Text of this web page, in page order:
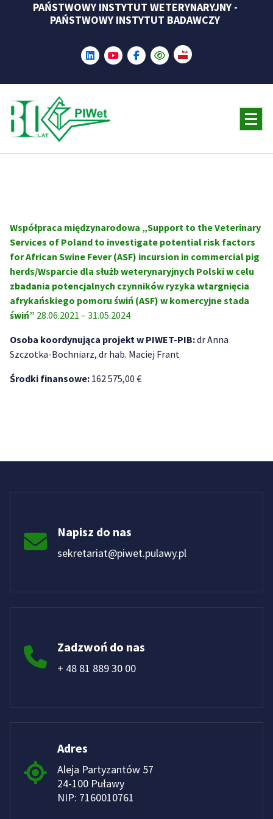
PAŃSTWOWY INSTYTUT WETERYNARYJNY -
PAŃSTWOWY INSTYTUT BADAWCZY
Współpraca międzynarodowa „Support to the Veterinary
Services of Poland to investigate potential risk factors
for African Swine Fever (ASF) incursion in commercial pig
herds/Wsparcie dla służb weterynaryjnych Polski w celu
zbadania potencjalnych czynników ryzyka wtargnięcia
afrykańskiego pomoru świń (ASF) w komercyjne stada
świń” 28.06.2021 – 31.05.2024
Osoba koordynująca projekt w PIWET-PIB:dr Anna
Szczotka-Bochniarz, dr hab. Maciej Frant
Środki finansowe: 162 575,00 €
Napisz do nas
sekretariat@piwet.pulawy.pl
Zadzwoń do nas
+ 48 81 889 30 00
Adres
Aleja Partyzantów 57
24-100 Puławy
NIP: 7160010761